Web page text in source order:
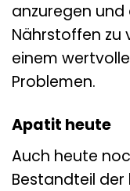
anzuregen
Nährstoffen zu
einem
Problemen.
Apatit heute
Auch heute
Bestandteil